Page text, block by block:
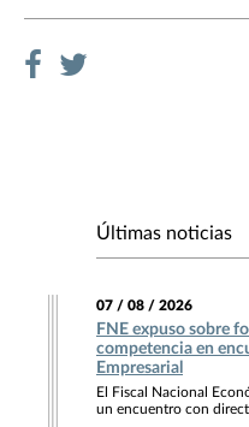
Últimas noticias
07 / 08 / 2026
FNE expuso sobre
competencia en
Empresarial
El Fiscal Nacional
un encuentro con